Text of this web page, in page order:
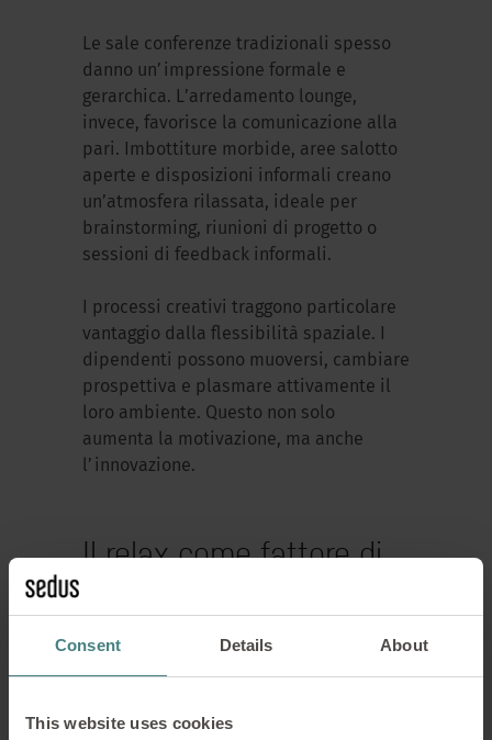
Consent Details About
This website uses cookies
Le sale conferenze tradizionali spesso
danno un’impressione formale e
gerarchica. L’arredamento lounge,
invece, favorisce la comunicazione alla
pari. Imbottiture morbide, aree salotto
aperte e disposizioni informali creano
un’atmosfera rilassata, ideale per
brainstorming, riunioni di progetto o
sessioni di feedback informali.
I processi creativi traggono particolare
vantaggio dalla flessibilità spaziale. I
dipendenti possono muoversi, cambiare
prospettiva e plasmare attivamente il
loro ambiente. Questo non solo
aumenta la motivazione, ma anche
l’innovazione.
Il relax come fattore di
ambienti di lavoro contemporanei le